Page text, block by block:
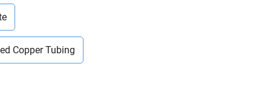
Copper Tubing